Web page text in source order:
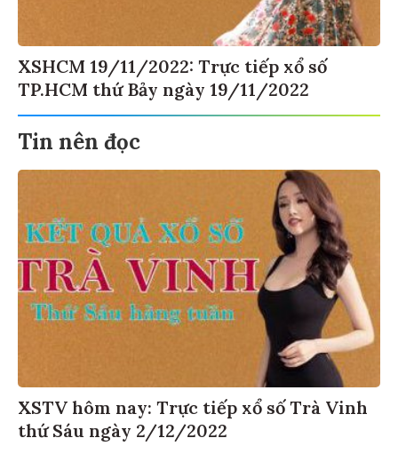
XSHCM 19/11/2022: Trực tiếp xổ số
TP.HCM thứ Bảy ngày 19/11/2022
Tin nên đọc
XSTV hôm nay: Trực tiếp xổ số Trà Vinh
thứ Sáu ngày 2/12/2022